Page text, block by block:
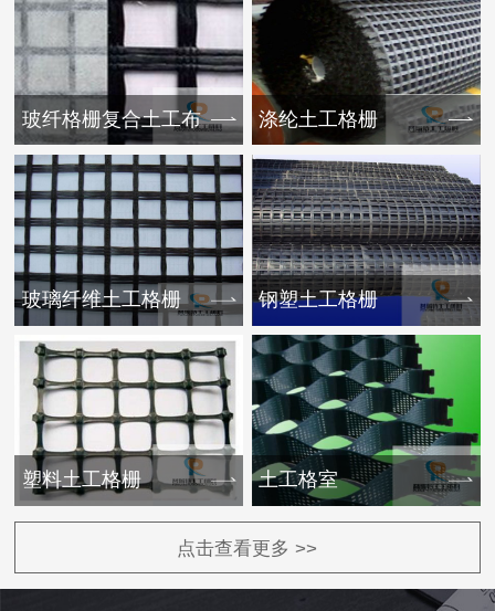
玻纤格栅复合土工布 涤纶土工格栅
玻璃纤维土工格栅 钢塑土工格栅
塑料土工格栅 土工格室
点击查看更多 >>